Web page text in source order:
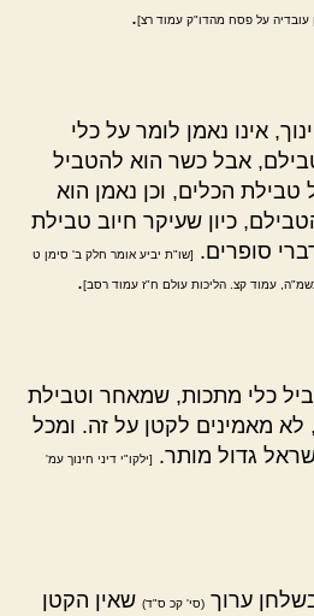
עובדיה על פסח מהדו"ק עמוד רצ].
אינו נאמן לומר על כלי
אבל כשר הוא להטביל
טבילת הכלים, וכן נאמן הוא
כיון שעיקר חיוב טבילת
סופרים.
[שו"ת יביע אומר חלק ב' סימן ט
עמוד קצ. הליכות עולם ח"ז עמוד רסב].
כלי מתכות, שמאחר וטבילת
לא מאמינים לקטן על זה. ומכל
גדול מותר.
[ילקו"י דיני חינוך עמ'
ערוך (סי' קכ ס"ד) שאין הקטן